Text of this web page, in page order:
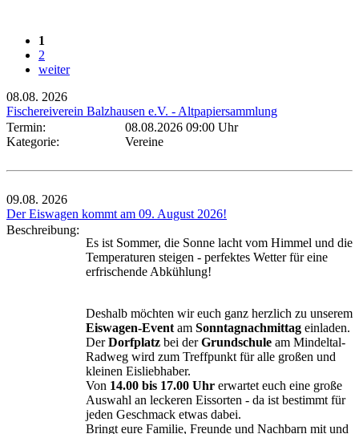
1
2
weiter
08.08. 2026
Fischereiverein Balzhausen e.V. - Altpapiersammlung
Termin:
08.08.2026 09:00 Uhr
Kategorie:
Vereine
09.08. 2026
Der Eiswagen kommt am 09. August 2026!
Beschreibung:
Es ist Sommer, die Sonne lacht vom Himmel und die
Temperaturen steigen - perfektes Wetter für eine
erfrischende Abkühlung!
Deshalb möchten wir euch ganz herzlich zu unserem
Eiswagen-Event am Sonntagnachmittag einladen.
DerDorfplatz bei derGrundschule am Mindeltal-
Radweg wird zum Treffpunkt für alle großen und
kleinen Eisliebhaber.
Von 14.00 bis 17.00 Uhr erwartet euch eine große
Auswahl an leckeren Eissorten - da ist bestimmt für
jeden Geschmack etwas dabei.
Bringt eure Familie, Freunde und Nachbarn mit und